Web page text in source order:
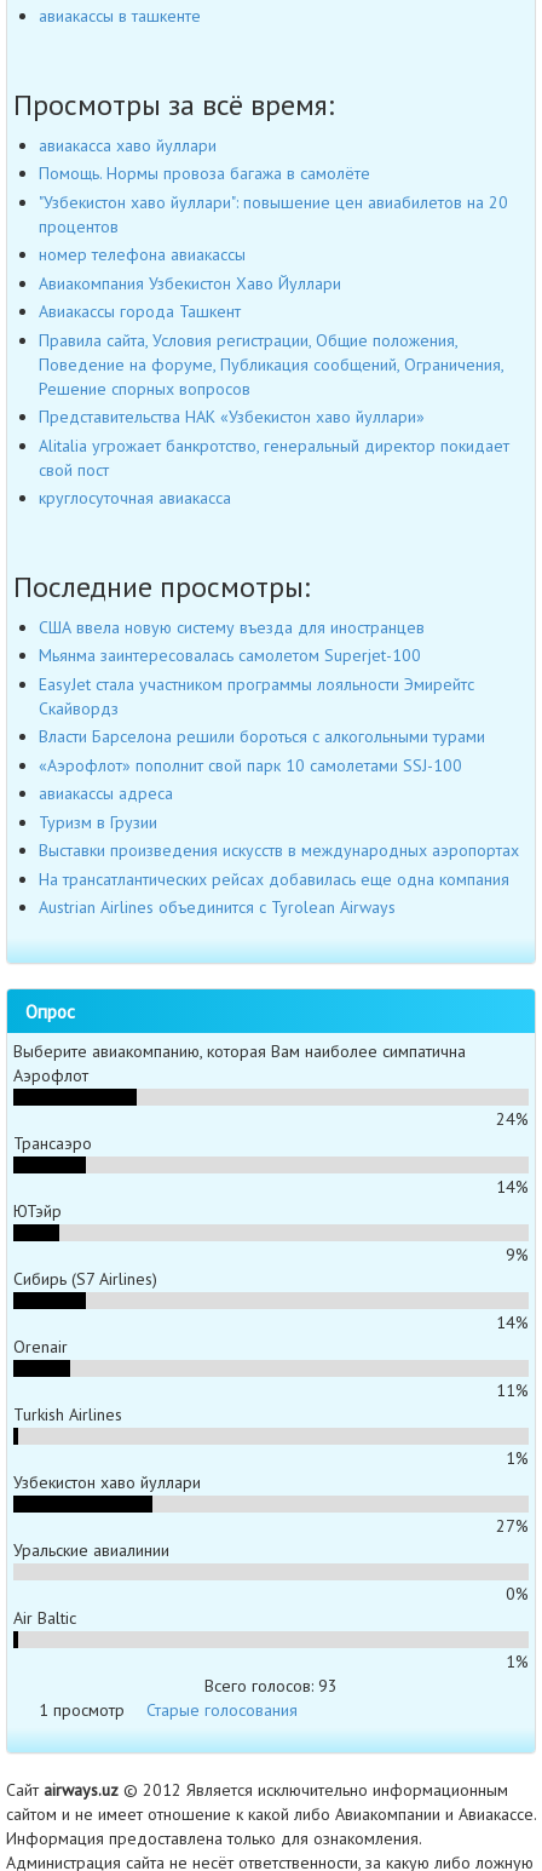
авиакассы в ташкенте
Просмотры за всё время:
авиакасса хаво йуллари
Помощь. Нормы провоза багажа в самолёте
"Узбекистон хаво йуллари": повышение цен авиабилетов на 20
процентов
номер телефона авиакассы
Авиакомпания Узбекистон Хаво Йуллари
Авиакассы города Ташкент
Правила сайта, Условия регистрации, Общие положения,
Поведение на форуме, Публикация сообщений, Ограничения,
Решение спорных вопросов
Представительства НАК «Узбекистон хаво йуллари»
Alitalia угрожает банкротство, генеральный директор покидает
свой пост
круглосуточная авиакасса
Последние просмотры:
США ввела новую систему въезда для иностранцев
Мьянма заинтересовалась самолетом Superjet-100
EasyJet стала участником программы лояльности Эмирейтс
Скайвордз
Власти Барселона решили бороться с алкогольными турами
«Аэрофлот» пополнит свой парк 10 самолетами SSJ-100
авиакассы адреса
Туризм в Грузии
Выставки произведения искусств в международных аэропортах
На трансатлантических рейсах добавилась еще одна компания
Austrian Airlines объединится с Tyrolean Airways
Опрос
Выберите авиакомпанию, которая Вам наиболее симпатична
Аэрофлот
24%
Трансаэро
14%
ЮТэйр
9%
Сибирь (S7 Airlines)
14%
Orenair
11%
Turkish Airlines
1%
Узбекистон хаво йуллари
27%
Уральские авиалинии
0%
Air Baltic
1%
Всего голосов: 93
1 просмотр
Старые голосования
Сайтairways.uz © 2012 Является исключительно информационным
сайтом и не имеет отношение к какой либо Авиакомпании и Авиакассе.
Информация предоставлена только для ознакомления.
Администрация сайта не несёт ответственности, за какую либо ложную